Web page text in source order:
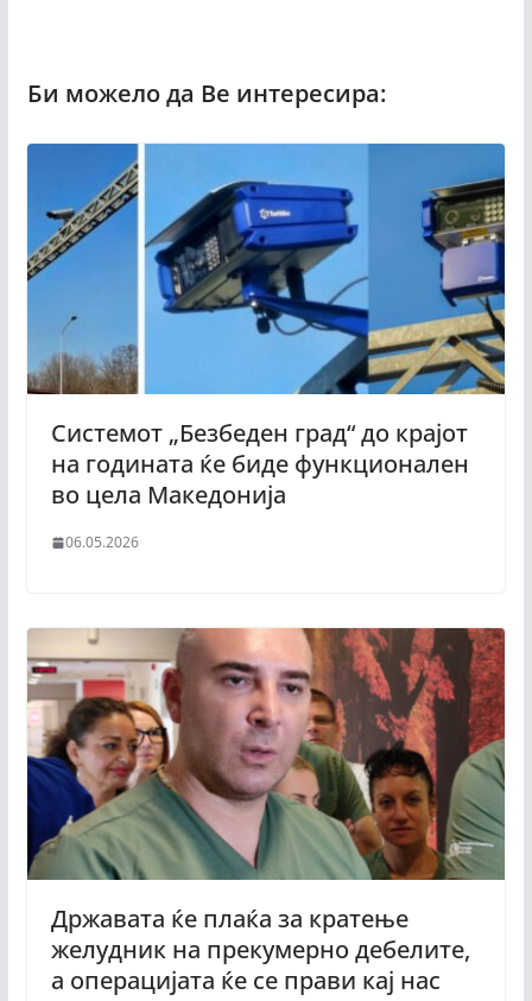
Системот „Безбеден град“ до крајот
на годината ќе биде функционален
во цела Македонија
06.05.2026
Државата ќе плаќа за кратење
желудник на прекумерно дебелите,
а операцијата ќе се прави кај нас